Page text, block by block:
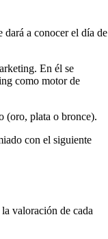
dará a conocer el día de
En él se
como motor de
(oro, plata o bronce).
con el siguiente
valoración de cada